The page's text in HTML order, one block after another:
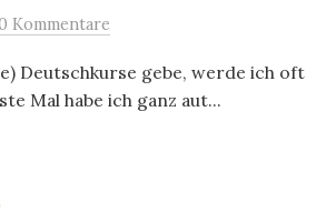
Kommentare
Deutschkurse gebe, werde ich oft
Mal habe ich ganz aut...